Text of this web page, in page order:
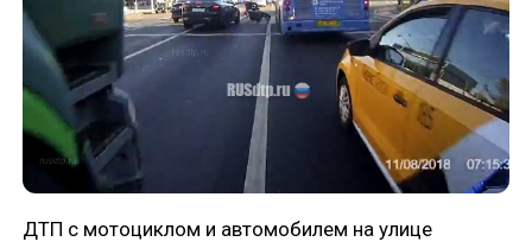
ДТП с мотоциклом и автомобилем на улице